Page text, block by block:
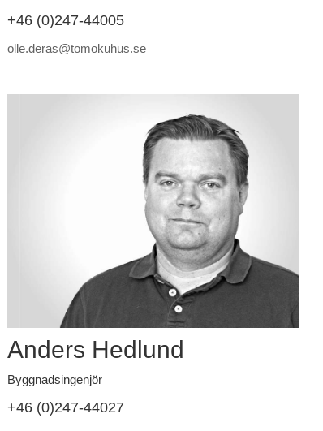
+46 (0)247-44005
olle.deras@tomokuhus.se
Anders Hedlund
Byggnadsingenjör
+46 (0)247-44027